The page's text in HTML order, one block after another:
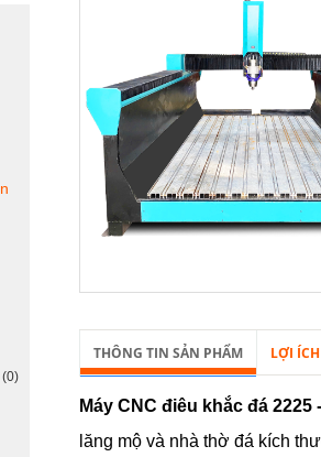
(0)
THÔNG TIN SẢN PHẨM LỢI
Máy CNC điêu khắc đá 2225
lăng mộ và nhà thờ đá kích